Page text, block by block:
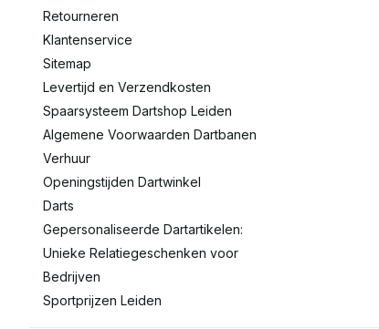
Retourneren
Klantenservice
Sitemap
Levertijd en Verzendkosten
Spaarsysteem Dartshop Leiden
Algemene Voorwaarden Dartbanen
Verhuur
Openingstijden Dartwinkel
Darts
Gepersonaliseerde Dartartikelen:
Unieke Relatiegeschenken voor
Bedrijven
Sportprijzen Leiden